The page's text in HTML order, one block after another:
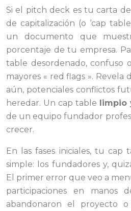
Si el pitch deck es tu carta
de capitalización (o ‘cap
un documento que
porcentaje de tu empresa.
table desordenado, confuso
mayores « red flags ». Revela
aún, potenciales conflictos
heredar. Un cap table limpio
de un equipo fundador
crecer.
En las fases iniciales, tu
simple: los fundadores y,
El primer error que veo a
participaciones en manos
abandonaron el proyecto